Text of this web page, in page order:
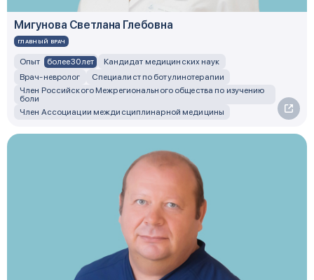
Мигунова Светлана Глебовна
ГЛАВНЫЙ ВРАЧ
Опыт более 30 лет
Кандидат медицинских наук
Врач-невролог
Специалист по ботулинотерапии
Член Российского Межрегионального общества по изучению
боли
Член Ассоциации междисциплинарной медицины